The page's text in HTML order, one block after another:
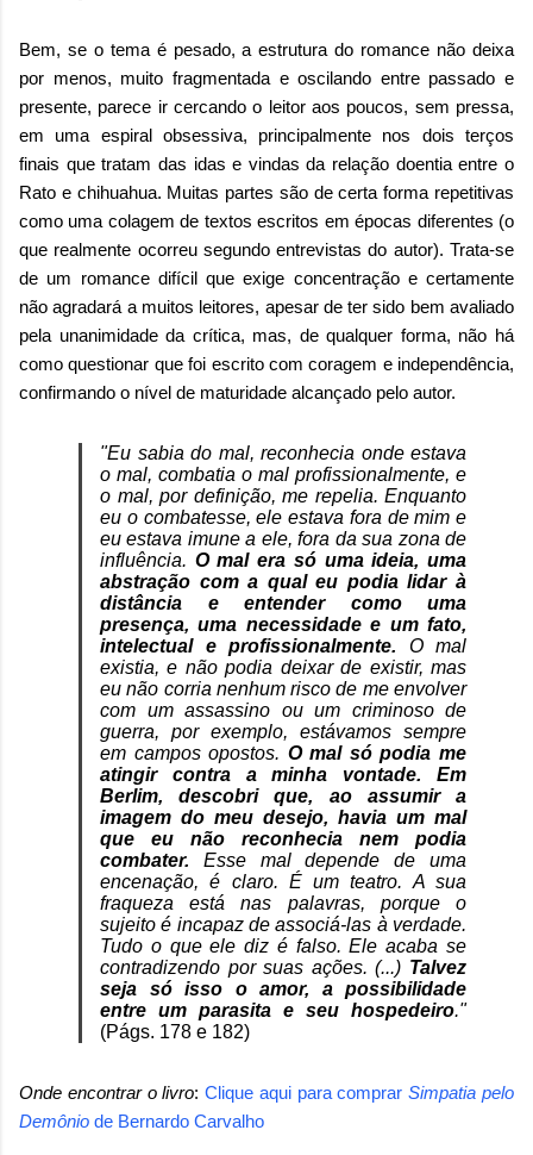
Bem, se o tema é pesado, a estrutura do romance não deixa
por menos, muito fragmentada e oscilando entre passado e
presente, parece ir cercando o leitor aos poucos, sem pressa,
em uma espiral obsessiva, principalmente nos dois terços
finais que tratam das idas e vindas da relação doentia entre o
Rato e chihuahua. Muitas partes são de certa forma repetitivas
como uma colagem de textos escritos em épocas diferentes (o
que realmente ocorreu segundo entrevistas do autor). Trata-se
de um romance difícil que exige concentração e certamente
não agradará a muitos leitores, apesar de ter sido bem avaliado
pela unanimidade da crítica, mas, de qualquer forma, não há
como questionar que foi escrito com coragem e independência,
confirmando o nível de maturidade alcançado pelo autor.
"Eu sabia do mal, reconhecia onde estava
o mal, combatia o mal profissionalmente, e
o mal, por definição, me repelia. Enquanto
eu o combatesse, ele estava fora de mim e
eu estava imune a ele, fora da sua zona de
influência. O mal era só uma ideia, uma
abstração com a qual eu podia lidar à
distância e entender como uma
presença, uma necessidade e um fato,
intelectual e profissionalmente. O mal
existia, e não podia deixar de existir, mas
eu não corria nenhum risco de me envolver
com um assassino ou um criminoso de
guerra, por exemplo, estávamos sempre
em campos opostos. O mal só podia me
atingir contra a minha vontade. Em
Berlim, descobri que, ao assumir a
imagem do meu desejo, havia um mal
que eu não reconhecia nem podia
combater. Esse mal depende de uma
encenação, é claro. É um teatro. A sua
fraqueza está nas palavras, porque o
sujeito é incapaz de associá-las à verdade.
Tudo o que ele diz é falso. Ele acaba se
contradizendo por suas ações. (...) Talvez
seja só isso o amor, a possibilidade
entre um parasita e seu hospedeiro."
(Págs. 178 e 182)
Onde encontrar o livro:Clique aqui para comprarSimpatia pelo
Demônio de Bernardo Carvalho